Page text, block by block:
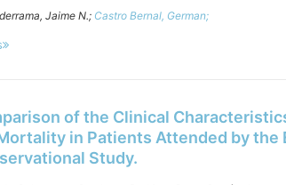
Jaime N.; Castro Bernal, German;
of the Clinical
in Patients Attended by the
Study.